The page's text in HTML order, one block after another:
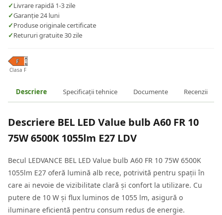
✓Livrare rapidă 1-3 zile
✓Garanție 24 luni
✓Produse originale certificate
✓Retururi gratuite 30 zile
Clasa F
Descriere Specificații tehnice Documente Recenzii
Descriere BEL LED Value bulb A60 FR 10
75W 6500K 1055lm E27 LDV
Becul LEDVANCE BEL LED Value bulb A60 FR 10 75W 6500K
1055lm E27 oferă lumină alb rece, potrivită pentru spații în
care ai nevoie de vizibilitate clară și confort la utilizare. Cu
putere de 10 W și flux luminos de 1055 lm, asigură o
iluminare eficientă pentru consum redus de energie.